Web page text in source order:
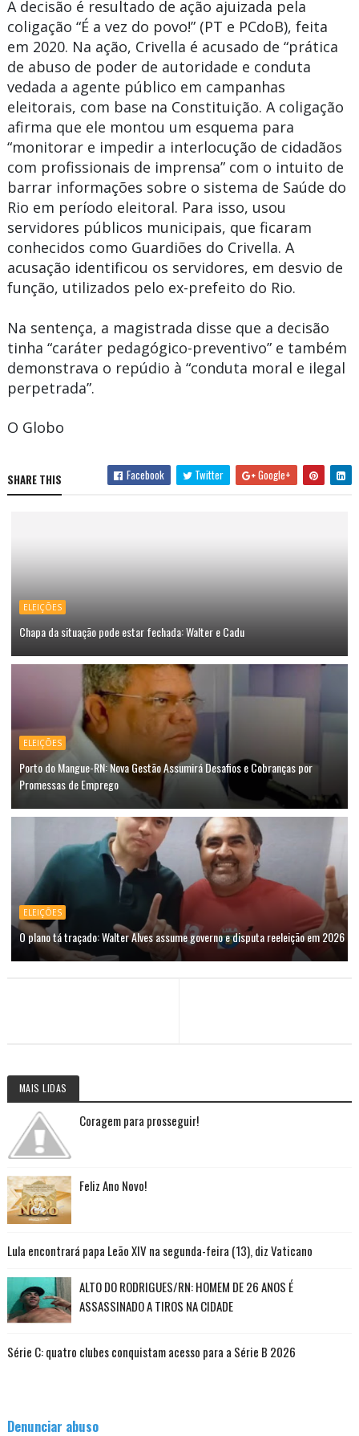
A decisão é resultado de ação ajuizada pela
coligação “É a vez do povo!” (PT e PCdoB), feita
em 2020. Na ação, Crivella é acusado de “prática
de abuso de poder de autoridade e conduta
vedada a agente público em campanhas
eleitorais, com base na Constituição. A coligação
afirma que ele montou um esquema para
“monitorar e impedir a interlocução de cidadãos
com profissionais de imprensa” com o intuito de
barrar informações sobre o sistema de Saúde do
Rio em período eleitoral. Para isso, usou
servidores públicos municipais, que ficaram
conhecidos como Guardiões do Crivella. A
acusação identificou os servidores, em desvio de
função, utilizados pelo ex-prefeito do Rio.
Na sentença, a magistrada disse que a decisão
tinha “caráter pedagógico-preventivo” e também
demonstrava o repúdio à “conduta moral e ilegal
perpetrada”.
O Globo
SHARE THIS Facebook Twitter Google+
ELEIÇÕES
Chapa da situação pode estar fechada: Walter e Cadu
ELEIÇÕES
Porto do Mangue-RN: Nova Gestão Assumirá Desafios e Cobranças por
Promessas de Emprego
ELEIÇÕES
O plano tá traçado: Walter Alves assume governo e disputa reeleição em 2026
MAIS LIDAS
Coragem para prosseguir!
Feliz Ano Novo!
Lula encontrará papa Leão XIV na segunda-feira (13), diz Vaticano
ALTO DO RODRIGUES/RN: HOMEM DE 26 ANOS É
ASSASSINADO A TIROS NA CIDADE
Série C: quatro clubes conquistam acesso para a Série B 2026
Denunciar abuso